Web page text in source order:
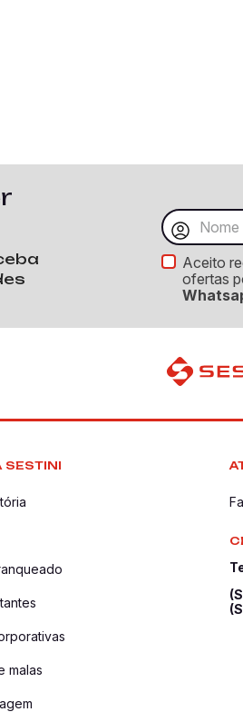
Aceito
ofertas
SESTINI
malas